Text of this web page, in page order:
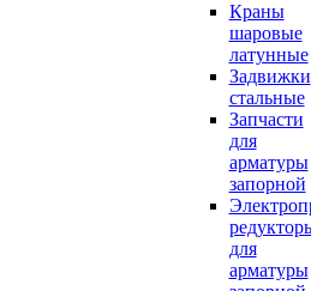
Краны
шаровые
латунные
Задвижки
стальные
Запчасти
для
арматуры
запорной
для
арматуры